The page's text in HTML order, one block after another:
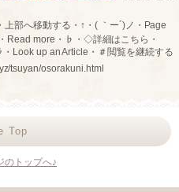
Top
部へ移動する・↑・( ｀ー´)ノ・Page
Read more・♭・◇詳細はこちら・
Look up an Article・＃閲覧を継続する
tsuyan/osorakuni.html
トップへ♪